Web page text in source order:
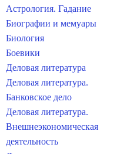
Астрология. Гадание
Биографии и мемуары
Биология
Боевики
Деловая литература
Деловая литература.
Банковское дело
Деловая литература.
Внешнеэкономическая
деятельность